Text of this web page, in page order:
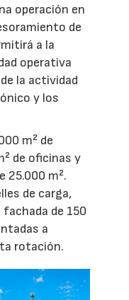
operación en
de
a la
operativa
la actividad
y los
m² de
de oficinas y
25.000 m².
de carga,
de 150
a
rotación.